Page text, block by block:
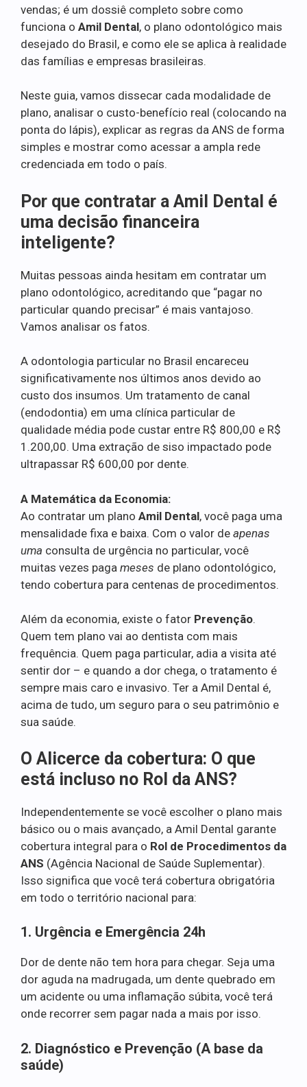
vendas; é um dossiê completo sobre como
funciona o Amil Dental, o plano odontológico mais
desejado do Brasil, e como ele se aplica à realidade
das famílias e empresas brasileiras.
Neste guia, vamos dissecar cada modalidade de
plano, analisar o custo-benefício real (colocando na
ponta do lápis), explicar as regras da ANS de forma
simples e mostrar como acessar a ampla rede
credenciada em todo o país.
Por que contratar a Amil Dental é
uma decisão financeira
inteligente?
Muitas pessoas ainda hesitam em contratar um
plano odontológico, acreditando que “pagar no
particular quando precisar” é mais vantajoso.
Vamos analisar os fatos.
A odontologia particular no Brasil encareceu
significativamente nos últimos anos devido ao
custo dos insumos. Um tratamento de canal
(endodontia) em uma clínica particular de
qualidade média pode custar entre R$ 800,00 e R$
1.200,00. Uma extração de siso impactado pode
ultrapassar R$ 600,00 por dente.
A Matemática da Economia:
Ao contratar um plano Amil Dental, você paga uma
mensalidade fixa e baixa. Com o valor de apenas
uma consulta de urgência no particular, você
muitas vezes paga meses de plano odontológico,
tendo cobertura para centenas de procedimentos.
Além da economia, existe o fator Prevenção.
Quem tem plano vai ao dentista com mais
frequência. Quem paga particular, adia a visita até
sentir dor – e quando a dor chega, o tratamento é
sempre mais caro e invasivo. Ter a Amil Dental é,
acima de tudo, um seguro para o seu patrimônio e
sua saúde.
O Alicerce da cobertura: O que
está incluso no Rol da ANS?
Independentemente se você escolher o plano mais
básico ou o mais avançado, a Amil Dental garante
cobertura integral para o Rol de Procedimentos da
ANS (Agência Nacional de Saúde Suplementar).
Isso significa que você terá cobertura obrigatória
em todo o território nacional para:
1. Urgência e Emergência 24h
Dor de dente não tem hora para chegar. Seja uma
dor aguda na madrugada, um dente quebrado em
um acidente ou uma inflamação súbita, você terá
onde recorrer sem pagar nada a mais por isso.
2. Diagnóstico e Prevenção (A base da
saúde)